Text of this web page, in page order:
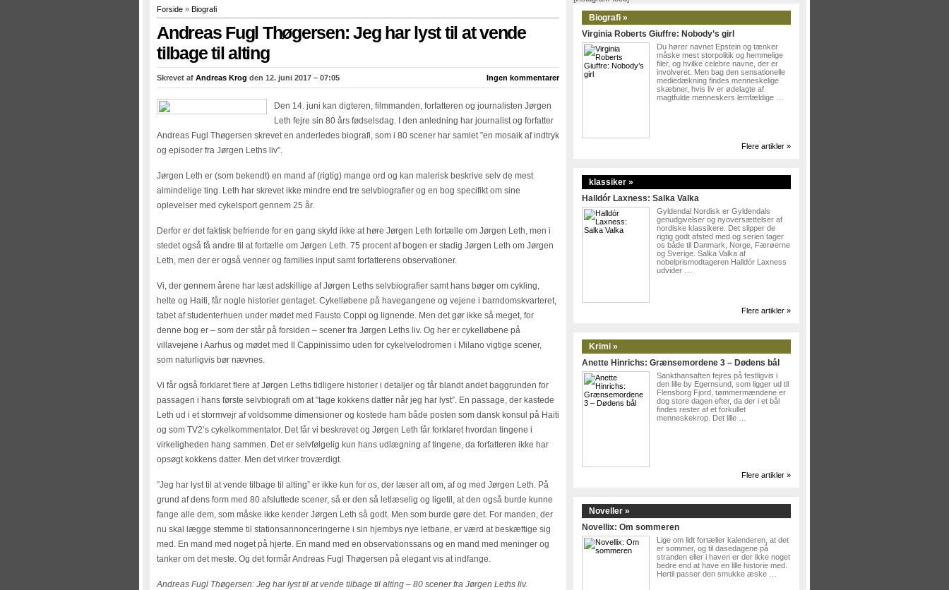
Forside » Biografi
Andreas Fugl Thøgersen: Jeg har lyst til at vende
tilbage til alting
Skrevet af Andreas Krog den 12. juni 2017 – 07:05 Ingen kommentarer
Den 14. juni kan digteren, filmmanden, forfatteren og journalisten Jørgen
Leth fejre sin 80 års fødselsdag. I den anledning har journalist og forfatter
Andreas Fugl Thøgersen skrevet en anderledes biografi, som i 80 scener har samlet ”en mosaik af indtryk
og episoder fra Jørgen Leths liv”.
Jørgen Leth er (som bekendt) en mand af (rigtig) mange ord og kan malerisk beskrive selv de mest
almindelige ting. Leth har skrevet ikke mindre end tre selvbiografier og en bog specifikt om sine
oplevelser med cykelsport gennem 25 år.
Derfor er det faktisk befriende for en gang skyld ikke at høre Jørgen Leth fortælle om Jørgen Leth, men i
stedet også få andre til at fortælle om Jørgen Leth. 75 procent af bogen er stadig Jørgen Leth om Jørgen
Leth, men der er også venner og families input samt forfatterens observationer.
Vi, der gennem årene har læst adskillige af Jørgen Leths selvbiografier samt hans bøger om cykling,
helte og Haiti, får nogle historier gentaget. Cykelløbene på havegangene og vejene i barndomskvarteret,
tabet af studenterhuen under mødet med Fausto Coppi og lignende. Men det gør ikke så meget, for
denne bog er – som der står på forsiden – scener fra Jørgen Leths liv. Og her er cykelløbene på
villavejene i Aarhus og mødet med Il Cappinissimo uden for cykelvelodromen i Milano vigtige scener,
som naturligvis bør nævnes.
Vi får også forklaret flere af Jørgen Leths tidligere historier i detaljer og får blandt andet baggrunden for
passagen i hans første selvbiografi om at ”tage kokkens datter når jeg har lyst”. En passage, der kastede
Leth ud i et stormvejr af voldsomme dimensioner og kostede ham både posten som dansk konsul på Haiti
og som TV2’s cykelkommentator. Det får vi beskrevet og Jørgen Leth får forklaret hvordan tingene i
virkeligheden hang sammen. Det er selvfølgelig kun hans udlægning af tingene, da forfatteren ikke har
opsøgt kokkens datter. Men det virker troværdigt.
”Jeg har lyst til at vende tilbage til alting” er ikke kun for os, der læser alt om, af og med Jørgen Leth. På
grund af dens form med 80 afsluttede scener, så er den så letlæselig og ligetil, at den også burde kunne
fange alle dem, som måske ikke kender Jørgen Leth så godt. Men som burde gøre det. For manden, der
nu skal lægge stemme til stationsannonceringerne i sin hjembys nye letbane, er værd at beskæftige sig
med. En mand med noget på hjerte. En mand med en observationssans og en mand med meninger og
tanker om det meste. Og det formår Andreas Fugl Thøgersen på elegant vis at indfange.
Andreas Fugl Thøgersen: Jeg har lyst til at vende tilbage til alting – 80 scener fra Jørgen Leths liv.
Biografi »
Virginia Roberts Giuffre: Nobody’s girl
Du hører navnet Epstein og tænker
måske mest storpolitik og hemmelige
filer, og hvilke celebre navne, der er
involveret. Men bag den sensationelle
mediedækning findes menneskelige
skæbner, hvis liv er ødelagte af
magtfulde menneskers lemfældige …
Flere artikler »
klassiker »
Halldór Laxness: Salka Valka
Gyldendal Nordisk er Gyldendals
genudgivelser og nyoversættelser af
nordiske klassikere. Det slipper de
rigtig godt afsted med og serien tager
os både til Danmark, Norge, Færøerne
og Sverige. Salka Valka af
nobelprismodtageren Halldór Laxness
udvider …
Flere artikler »
Krimi »
Anette Hinrichs: Grænsemordene 3 – Dødens bål
Sankthansaften fejres på festligvis i
den lille by Egernsund, som ligger ud til
Flensborg Fjord, tømmermændene er
dog store dagen efter, da der i et bål
findes rester af et forkullet
menneskekrop. Det lille …
Flere artikler »
Noveller »
Novellix: Om sommeren
Lige om lidt fortæller kalenderen, at det
er sommer, og til dasedagene på
stranden eller i haven er der ikke noget
bedre end at have en lille historie med.
Hertil passer den smukke æske …